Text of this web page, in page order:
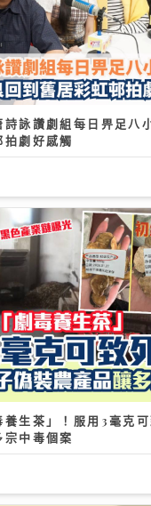
詩詠讚劇組每日畀足八
拍劇好感觸
養生茶」！服用3毫克
中毒個案